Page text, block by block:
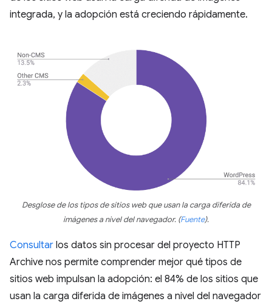
integrada, y la adopción está creciendo rápidamente.
Desglose de los tipos de sitios web que usan la carga diferida de
imágenes a nivel del navegador. (Fuente).
Consultar los datos sin procesar del proyecto HTTP
Archive nos permite comprender mejor qué tipos de
sitios web impulsan la adopción: el 84% de los sitios que
usan la carga diferida de imágenes a nivel del navegador